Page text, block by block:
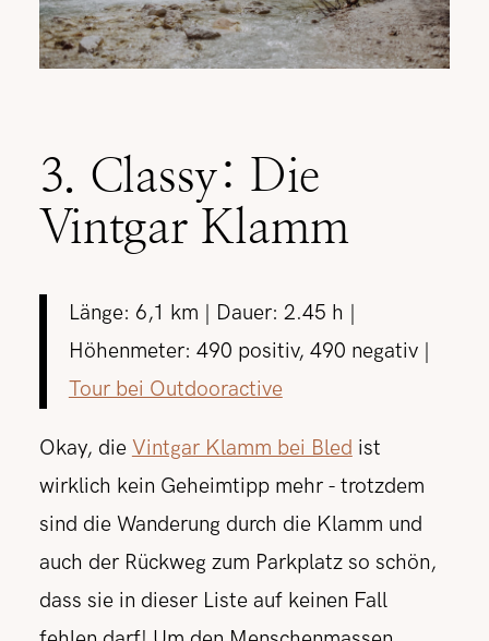
3. Classy: Die
Vintgar Klamm
Länge: 6,1 km | Dauer: 2.45 h |
Höhenmeter: 490 positiv, 490 negativ |
Tour bei Outdooractive
Okay, die Vintgar Klamm bei Bled ist
wirklich kein Geheimtipp mehr - trotzdem
sind die Wanderung durch die Klamm und
auch der Rückweg zum Parkplatz so schön,
dass sie in dieser Liste auf keinen Fall